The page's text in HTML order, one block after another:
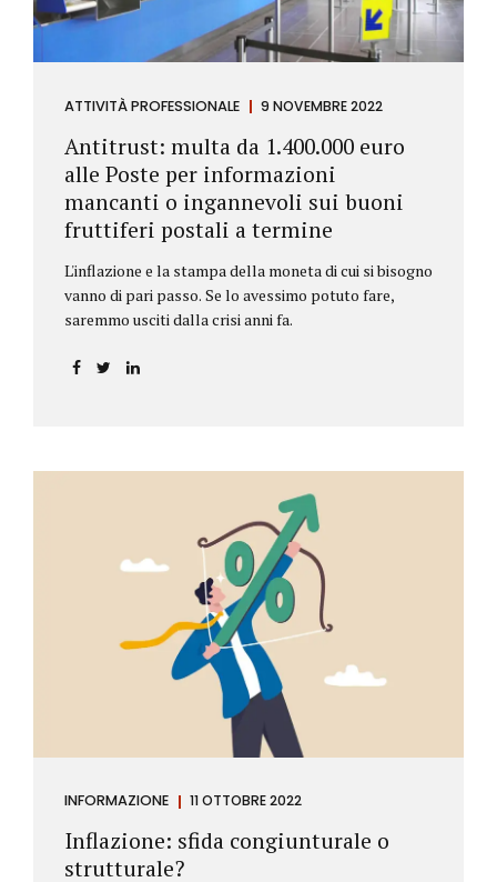
ATTIVITÀ PROFESSIONALE 9 NOVEMBRE 2022
Antitrust: multa da 1.400.000 euro
alle Poste per informazioni
mancanti o ingannevoli sui buoni
fruttiferi postali a termine
L'inflazione e la stampa della moneta di cui si bisogno
vanno di pari passo. Se lo avessimo potuto fare,
saremmo usciti dalla crisi anni fa.
INFORMAZIONE 11 OTTOBRE 2022
Inflazione: sfida congiunturale o
strutturale?